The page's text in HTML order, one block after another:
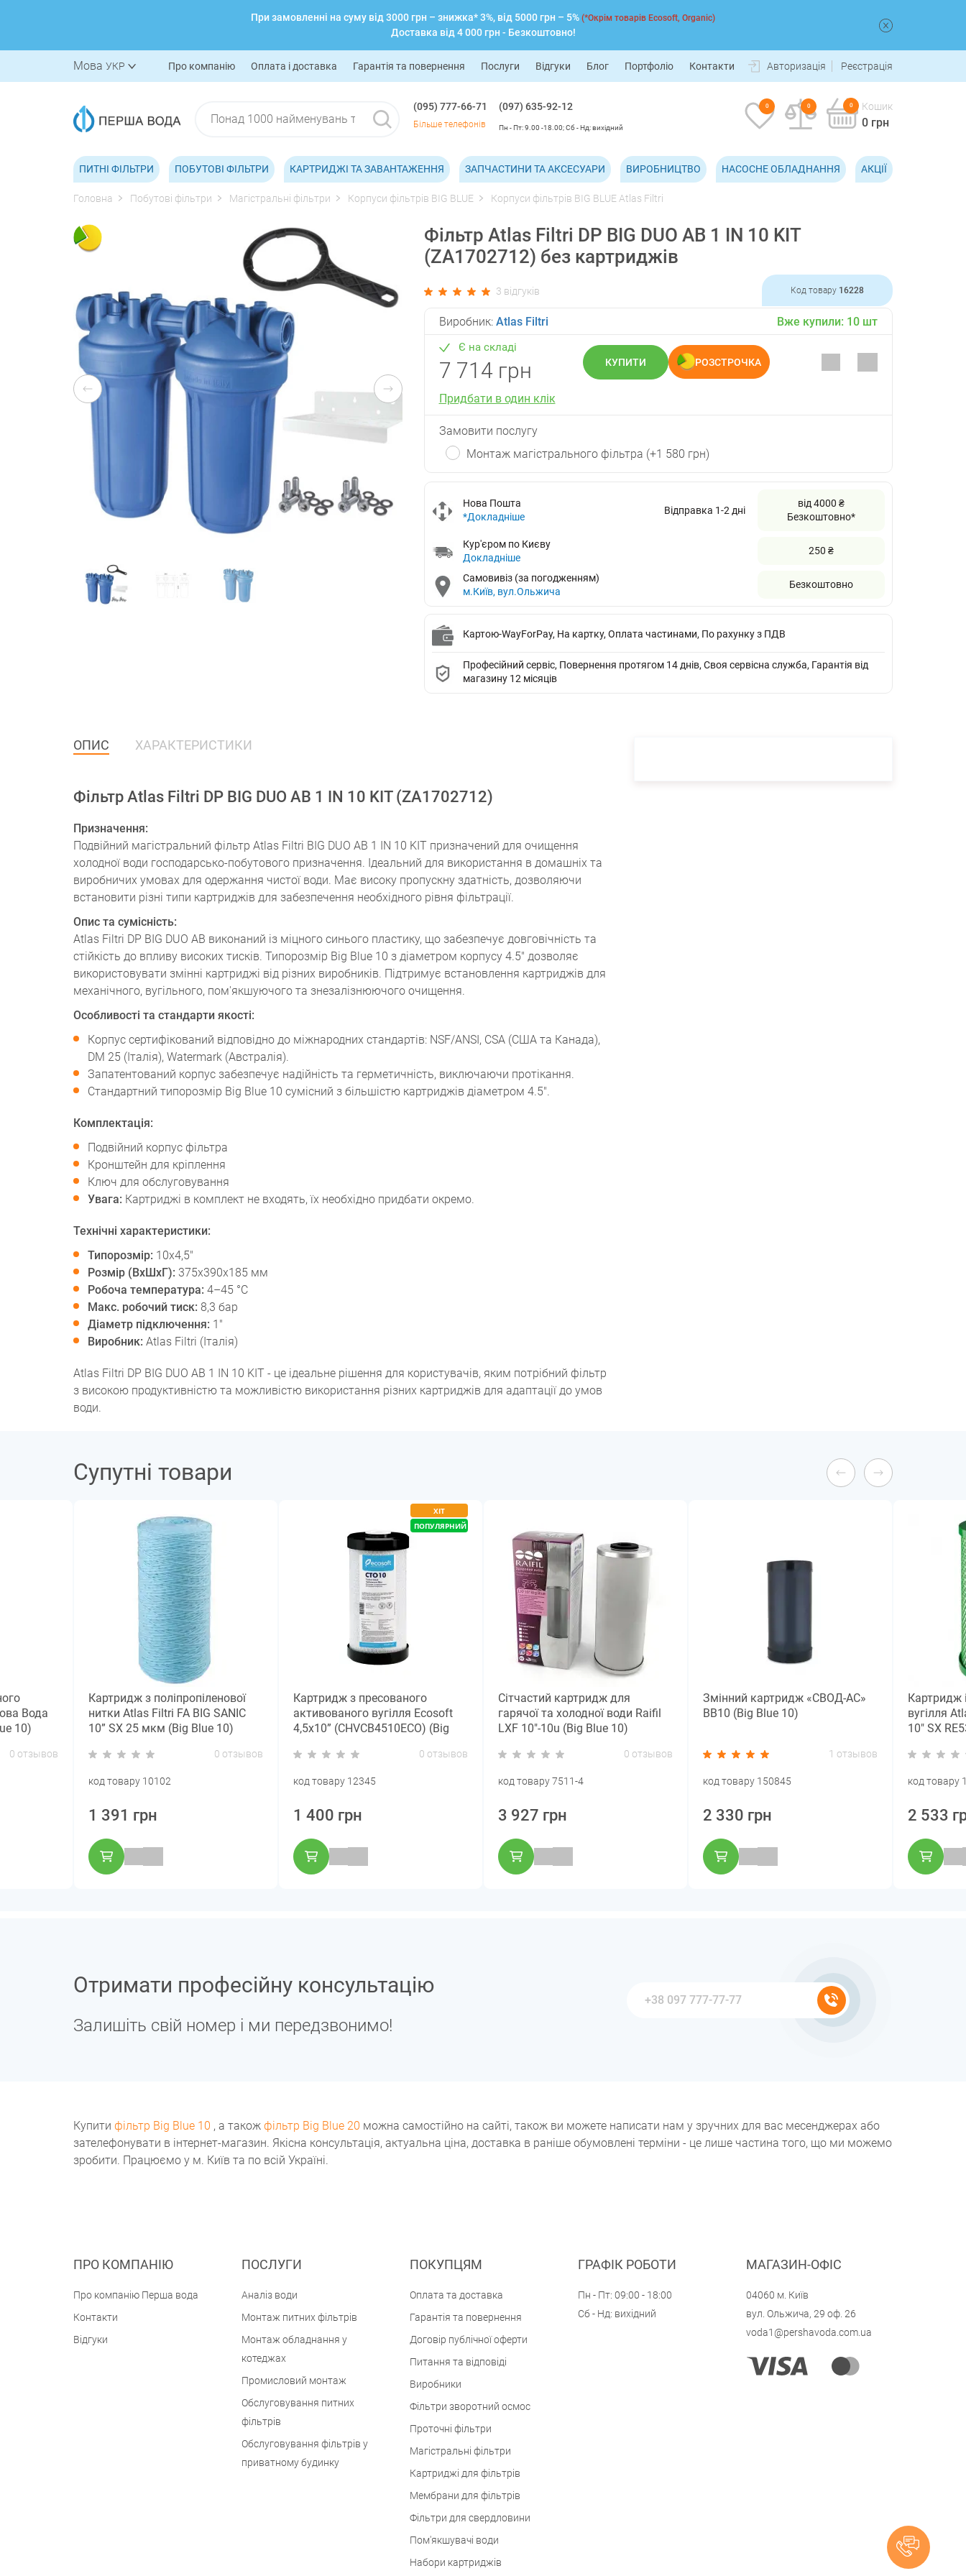
При замовленні на суму від 3000 грн – знижка* 3%, від 5000 грн – 5% (*Окрім товарів Ecosoft, Organic)
Доставка від 4 000 грн - Безкоштовно!
Мова УКР Про компанію Оплата і доставка Гарантія та повернення Послуги Відгуки Блог Портфоліо Контакти Авторизація Реєстрація
(095) 777-66-71
Більше телефонів
(097) 635-92-12
Пн - Пт: 9.00 -18.00; Сб - Нд: вихідний
0 0 0 Кошик
0 грн
ПИТНІ ФІЛЬТРИ ПОБУТОВІ ФІЛЬТРИ КАРТРИДЖІ ТА ЗАВАНТАЖЕННЯ ЗАПЧАСТИНИ ТА АКСЕСУАРИ ВИРОБНИЦТВО НАСОСНЕ ОБЛАДНАННЯ АКЦІЇ
Головна Побутові фільтри Магістральні фільтри Корпуси фільтрів BIG BLUE Корпуси фільтрів BIG BLUE Atlas Filtri
Фільтр Atlas Filtri DP BIG DUO AB 1 IN 10 KIT
(ZA1702712) без картриджів
3 відгуків Код товару 16228
Виробник: Atlas Filtri Вже купили: 10 шт
Є на складі
7 714 грн КУПИТИ РОЗСТРОЧКА
Придбати в один клік
Замовити послугу
Монтаж магістрального фільтра (+1 580 грн)
Нова Пошта
*Докладніше
Відправка 1-2 дні
від 4000 ₴
Безкоштовно*
Кур'єром по Києву
Докладніше
250 ₴
Самовивіз (за погодженням)
м.Київ, вул.Ольжича
Безкоштовно
Картою-WayForPay, На картку, Оплата частинами, По рахунку з ПДВ
Професійний сервіс, Повернення протягом 14 днів, Своя сервісна служба, Гарантія від
магазину 12 місяців
ОПИС ХАРАКТЕРИСТИКИ
Фільтр Atlas Filtri DP BIG DUO AB 1 IN 10 KIT (ZA1702712)
Призначення:
Подвійний магістральний фільтр Atlas Filtri BIG DUO AB 1 IN 10 KIT призначений для очищення
холодної води господарсько-побутового призначення. Ідеальний для використання в домашніх та
виробничих умовах для одержання чистої води. Має високу пропускну здатність, дозволяючи
встановити різні типи картриджів для забезпечення необхідного рівня фільтрації.
Опис та сумісність:
Atlas Filtri DP BIG DUO AB виконаний із міцного синього пластику, що забезпечує довговічність та
стійкість до впливу високих тисків. Типорозмір Big Blue 10 з діаметром корпусу 4.5" дозволяє
використовувати змінні картриджі від різних виробників. Підтримує встановлення картриджів для
механічного, вугільного, пом'якшуючого та знезалізнюючого очищення.
Особливості та стандарти якості:
Корпус сертифікований відповідно до міжнародних стандартів: NSF/ANSI, CSA (США та Канада),
DM 25 (Італія), Watermark (Австралія).
Запатентований корпус забезпечує надійність та герметичність, виключаючи протікання.
Стандартний типорозмір Big Blue 10 сумісний з більшістю картриджів діаметром 4.5".
Комплектація:
Подвійний корпус фільтра
Кронштейн для кріплення
Ключ для обслуговування
Увага: Картриджі в комплект не входять, їх необхідно придбати окремо.
Технічні характеристики:
Типорозмір: 10x4,5"
Розмір (ВхШхГ): 375х390х185 мм
Робоча температура: 4–45 °C
Макс. робочий тиск: 8,3 бар
Діаметр підключення: 1"
Виробник: Atlas Filtri (Італія)
Atlas Filtri DP BIG DUO AB 1 IN 10 KIT - це ідеальне рішення для користувачів, яким потрібний фільтр
з високою продуктивністю та можливістю використання різних картриджів для адаптації до умов
води.
Супутні товари
Вода
10)
0 отзывов
Картридж з поліпропіленової
нитки Atlas Filtri FA BIG SANIC
10” SX 25 мкм (Big Blue 10)
0 отзывов
код товару 10102
1 391 грн
ХІТ
ПОПУЛЯРНИЙ
Картридж з пресованого
активованого вугілля Ecosoft
4,5х10” (CHVCB4510ECO) (Big
0 отзывов
код товару 12345
1 400 грн
Сітчастий картридж для
гарячої та холодної води Raifil
LXF 10"-10u (Big Blue 10)
0 отзывов
код товару 7511-4
3 927 грн
Змінний картридж «СВОД-АС»
ВВ10 (Big Blue 10)
1 отзывов
код товару 150845
2 330 грн
Картридж
вугілля
10" SX
код товару
2 533
Отримати професійну консультацію
Залишіть свій номер і ми передзвонимо!
Купити фільтр Big Blue 10 , а також фільтр Big Blue 20 можна самостійно на сайті, також ви можете написати нам у зручних для вас месенджерах або
зателефонувати в інтернет-магазин. Якісна консультація, актуальна ціна, доставка в раніше обумовлені терміни - це лише частина того, що ми можемо
зробити. Працюємо у м. Київ та по всій Україні.
ПРО КОМПАНІЮ
Про компанію Перша вода
Контакти
Відгуки
ПОСЛУГИ
Аналіз води
Монтаж питних фільтрів
Монтаж обладнання у
котеджах
Промисловий монтаж
Обслуговування питних
фільтрів
Обслуговування фільтрів у
приватному будинку
ПОКУПЦЯМ
Оплата та доставка
Гарантія та повернення
Договір публічної оферти
Питання та відповіді
Виробники
Фільтри зворотний осмос
Проточні фільтри
Магістральні фільтри
Картриджі для фільтрів
Мембрани для фільтрів
Фільтри для свердловини
Пом'якшувачі води
Набори картриджів
ГРАФІК РОБОТИ
Пн - Пт: 09:00 - 18:00
Сб - Нд: вихідний
МАГАЗИН-ОФІС
04060 м. Київ
вул. Ольжича, 29 оф. 26
voda1@pershavoda.com.ua